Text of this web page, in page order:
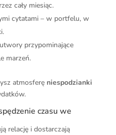
cały miesiąc.
cytatami – w portfelu, w
przypominające
marzeń.
atmosferę niespodzianki
czasu we
relację i dostarczają